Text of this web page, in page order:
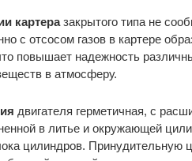
картеразакрытого типа не
с отсосом газов в картере
повышает надежность
в атмосферу.
двигателя герметичная, с
в литье и окружающей
цилиндров.